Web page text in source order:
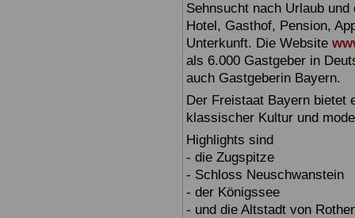
Sehnsucht nach Urlaub
Hotel, Gasthof, Pension,
Unterkunft. Die Website
als 6.000 Gastgeber in
auch Gastgeberin Bayern.
Der Freistaat Bayern bietet
klassischer Kultur und
Highlights sind
- die Zugspitze
- Schloss Neuschwanstein
- der Königssee
- und die Altstadt von